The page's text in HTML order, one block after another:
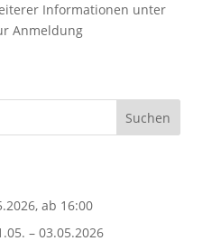
Informationen unter
Anmeldung
Suchen
ab 16:00
– 03.05.2026